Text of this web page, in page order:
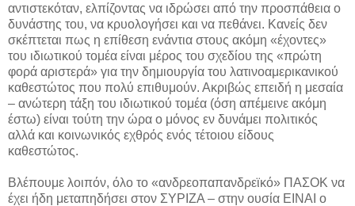
αντιστεκόταν, ελπίζοντας να ιδρώσει από την προσπάθεια ο
δυνάστης του, να κρυολογήσει και να πεθάνει. Κανείς δεν
σκέπτεται πως η επίθεση ενάντια στους ακόμη «έχοντες»
του ιδιωτικού τομέα είναι μέρος του σχεδίου της «πρώτη
φορά αριστερά» για την δημιουργία του λατινοαμερικανικού
καθεστώτος που πολύ επιθυμούν. Ακριβώς επειδή η μεσαία
– ανώτερη τάξη του ιδιωτικού τομέα (όση απέμεινε ακόμη
έστω) είναι τούτη την ώρα ο μόνος εν δυνάμει πολιτικός
αλλά και κοινωνικός εχθρός ενός τέτοιου είδους
καθεστώτος.
Βλέπουμε λοιπόν, όλο το «ανδρεοπαπανδρεϊκό» ΠΑΣΟΚ να
έχει ήδη μεταπηδήσει στον ΣΥΡΙΖΑ – στην ουσία ΕΙΝΑΙ ο